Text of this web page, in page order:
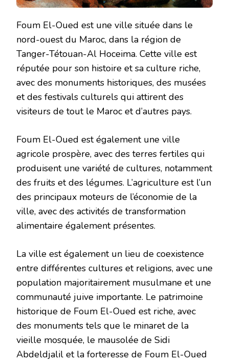
Foum El-Oued est une ville située dans le
nord-ouest du Maroc, dans la région de
Tanger-Tétouan-Al Hoceima. Cette ville est
réputée pour son histoire et sa culture riche,
avec des monuments historiques, des musées
et des festivals culturels qui attirent des
visiteurs de tout le Maroc et d’autres pays.
Foum El-Oued est également une ville
agricole prospère, avec des terres fertiles qui
produisent une variété de cultures, notamment
des fruits et des légumes. L’agriculture est l’un
des principaux moteurs de l’économie de la
ville, avec des activités de transformation
alimentaire également présentes.
La ville est également un lieu de coexistence
entre différentes cultures et religions, avec une
population majoritairement musulmane et une
communauté juive importante. Le patrimoine
historique de Foum El-Oued est riche, avec
des monuments tels que le minaret de la
vieille mosquée, le mausolée de Sidi
Abdeldjalil et la forteresse de Foum El-Oued